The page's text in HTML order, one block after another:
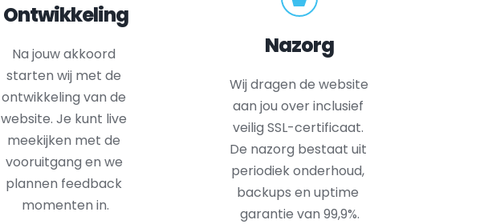
Ontwikkeling
Na jouw akkoord
starten wij met de
ontwikkeling van de
website. Je kunt live
meekijken met de
vooruitgang en we
plannen feedback
momenten in.
Nazorg
Wij dragen de website
aan jou over inclusief
veilig SSL-certificaat.
De nazorg bestaat uit
periodiek onderhoud,
backups en uptime
garantie van 99,9%.